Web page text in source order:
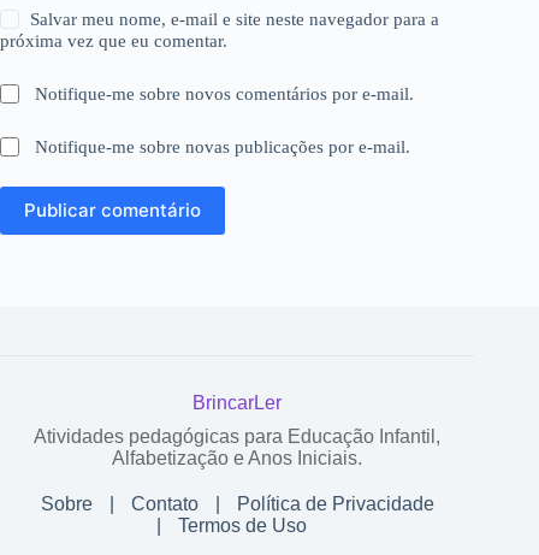
Salvar meu nome, e-mail e site neste navegador para a
próxima vez que eu comentar.
Notifique-me sobre novos comentários por e-mail.
Notifique-me sobre novas publicações por e-mail.
Publicar comentário
BrincarLer
Atividades pedagógicas para Educação Infantil,
Alfabetização e Anos Iniciais.
Sobre Contato
Política de Privacidade
Termos de Uso